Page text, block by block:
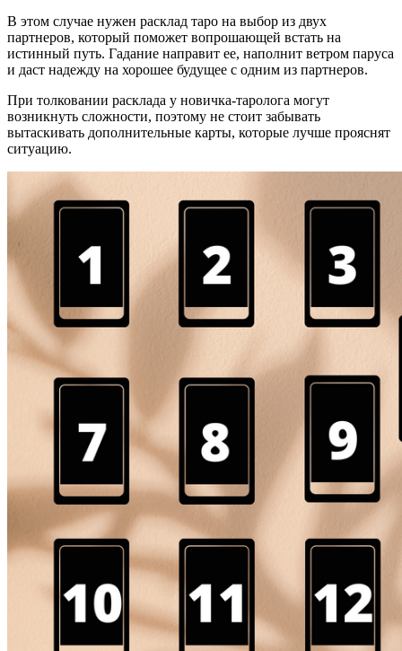
В этом случае нужен расклад таро на выбор из двух
партнеров, который поможет вопрошающей встать на
истинный путь. Гадание направит ее, наполнит ветром паруса
и даст надежду на хорошее будущее с одним из партнеров.
При толковании расклада у новичка-таролога могут
возникнуть сложности, поэтому не стоит забывать
вытаскивать дополнительные карты, которые лучше прояснят
ситуацию.